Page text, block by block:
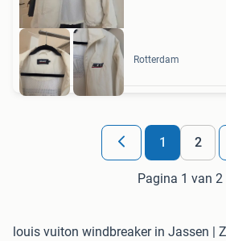
Rotterdam
1 2
Pagina 1 van 2
louis vuiton windbreaker in Jassen |